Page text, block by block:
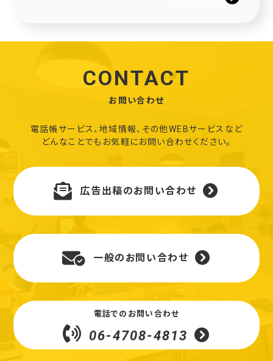
CONTACT
お問い合わせ
電話帳サービス、地域情報、その他WEBサービスなど
どんなことでもお気軽にお問い合わせください。
広告出稿のお問い合わせ
一般のお問い合わせ
電話でのお問い合わせ
06-4708-4813